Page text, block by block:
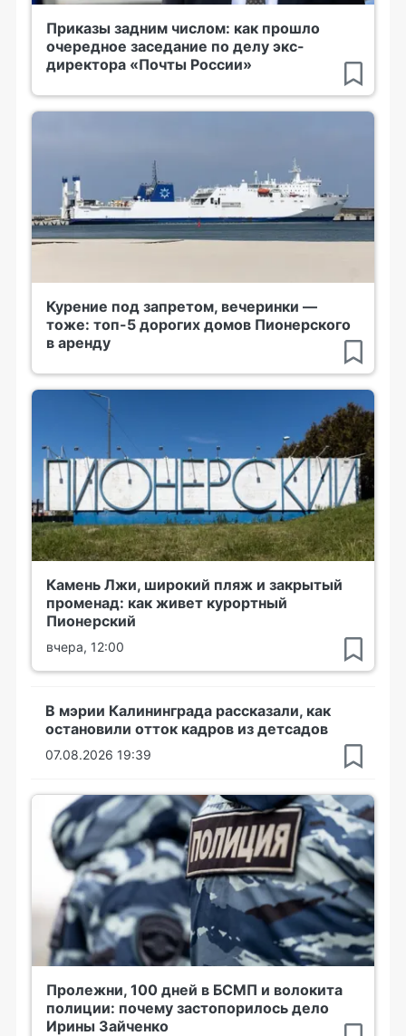
Приказы задним числом: как прошло
очередное заседание по делу экс-
директора «Почты России»
Курение под запретом, вечеринки —
тоже: топ-5 дорогих домов Пионерского
в аренду
Камень Лжи, широкий пляж и закрытый
променад: как живет курортный
Пионерский
вчера, 12:00
В мэрии Калининграда рассказали, как
остановили отток кадров из детсадов
07.08.2026 19:39
Пролежни, 100 дней в БСМП и волокита
полиции: почему застопорилось дело
Ирины Зайченко